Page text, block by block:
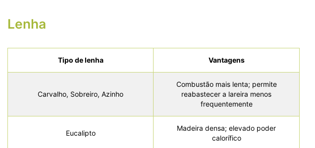
Lenha
Tipo de lenha Vantagens
Carvalho, Sobreiro, Azinho
Combustão mais lenta; permite
reabastecer a lareira menos
frequentemente
Eucalipto
Madeira densa; elevado poder
calorífico